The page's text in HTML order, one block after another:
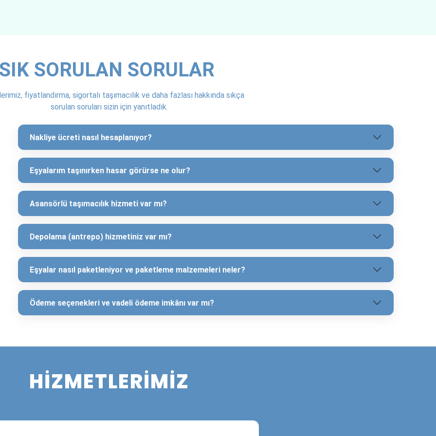
HIZMETLERIMIZ
Nakliye Paketleme
ne kadar dikkatli taşınırsa taşınsın, paketleme kalitesi düşükse olası…
Detaylı Bilgi
şehirlerarası taşımacılık ihtiyaçlarınızı da karşılıyoruz. İstanbul-Ankara, İzmir-Antalya,…